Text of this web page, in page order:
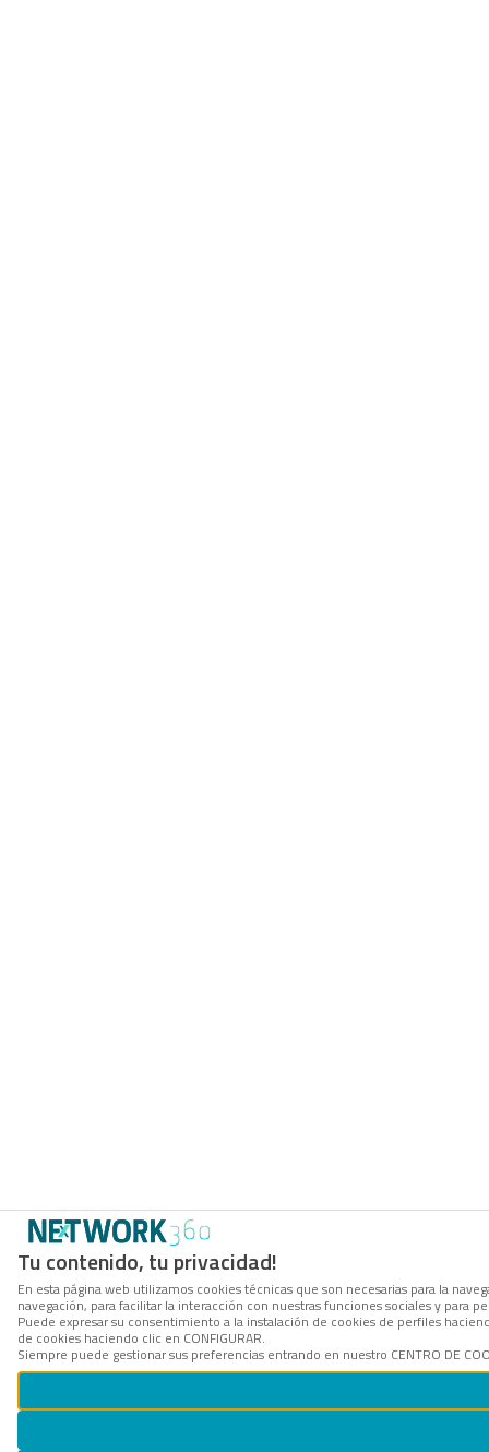
Tu contenido, tu privacidad!
En esta página web utilizamos cookies técnicas que son necesarias para la
navegación, para facilitar la interacción con nuestras funciones sociales y
Puede expresar su consentimiento a la instalación de cookies de perfiles
de cookies haciendo clic en CONFIGURAR.
Siempre puede gestionar sus preferencias entrando en nuestro CENTRO DE